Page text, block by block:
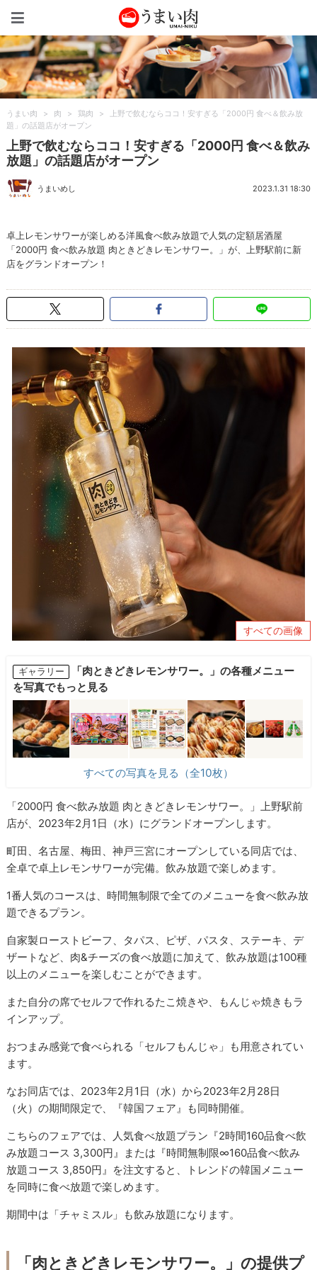
うまい肉 > 肉 > 鶏肉 >
上野で飲むならココ！安すぎる「2000円 食べ＆飲み放
題」の話題店がオープン
上野で飲むならココ！安すぎる「2000円 食べ＆飲み
放題」の話題店がオープン
うまいめし 2023.1.31 18:30
卓上レモンサワーが楽しめる洋風食べ飲み放題で人気の定額居酒屋
「2000円 食べ飲み放題 肉ときどきレモンサワー。」が、上野駅前に新
店をグランドオープン！
すべての画像
ギャラリー
「肉ときどきレモンサワー。」の各種メニュー
を写真でもっと見る
すべての写真を見る（全10枚）
「2000円 食べ飲み放題 肉ときどきレモンサワー。」上野駅前
店が、2023年2月1日（水）にグランドオープンします。
町田、名古屋、梅田、神戸三宮にオープンしている同店では、
全卓で卓上レモンサワーが完備。飲み放題で楽しめます。
1番人気のコースは、時間無制限で全てのメニューを食べ飲み放
題できるプラン。
自家製ローストビーフ、タパス、ピザ、パスタ、ステーキ、デ
ザートなど、肉&チーズの食べ放題に加えて、飲み放題は100種
以上のメニューを楽しむことができます。
また自分の席でセルフで作れるたこ焼きや、もんじゃ焼きもラ
インアップ。
おつまみ感覚で食べられる「セルフもんじゃ」も用意されてい
ます。
なお同店では、2023年2月1日（水）から2023年2月28日
（火）の期間限定で、『韓国フェア』も同時開催。
こちらのフェアでは、人気食べ放題プラン『2時間160品食べ飲
み放題コース 3,300円』または『時間無制限∞160品食べ飲み
放題コース 3,850円』を注文すると、トレンドの韓国メニュー
を同時に食べ放題で楽しめます。
期間中は「チャミスル」も飲み放題になります。
「肉ときどきレモンサワー。」の提供プ